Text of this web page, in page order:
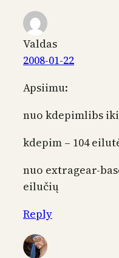
Valdas
2008-01-22
Apsiimu:
nuo kdepimlibs
kdepim – 104
nuo extragear-
eilučių
Reply